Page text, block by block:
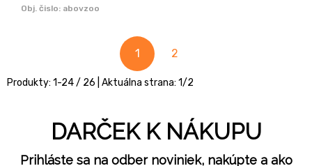
Obj. čislo: abovzoo
1 2
Produkty: 1-24/ 26 | Aktuálna strana: 1/2
DARČEK K NÁKUPU
Prihláste sa na odber noviniek, nakúpte a ako